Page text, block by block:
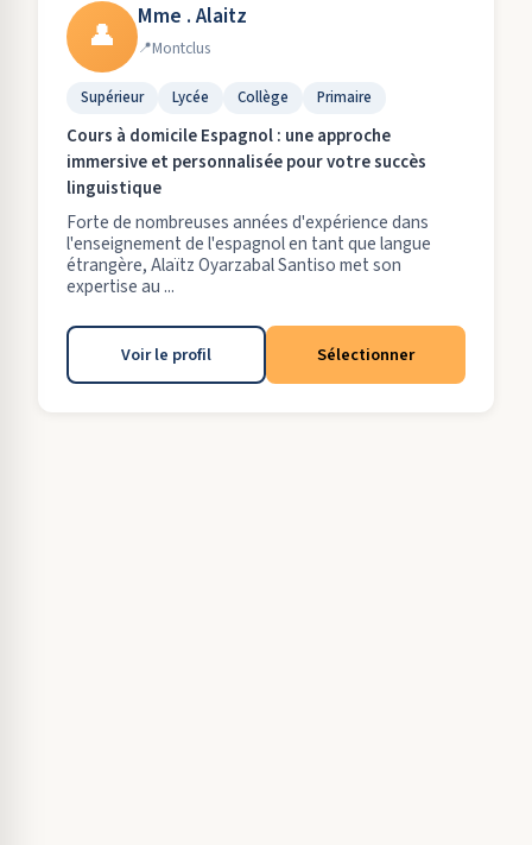
👤 Mme . Alaitz
Montclus
Supérieur Lycée Collège Primaire
Cours à domicile Espagnol : une approche
immersive et personnalisée pour votre succès
linguistique
Forte de nombreuses années d'expérience dans
l'enseignement de l'espagnol en tant que langue
étrangère, Alaïtz Oyarzabal Santiso met son
expertise au ...
Voir le profil Sélectionner